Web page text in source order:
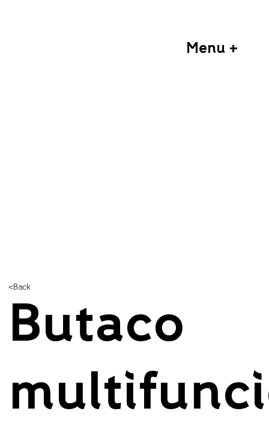
Menu +
<Back
Butaco